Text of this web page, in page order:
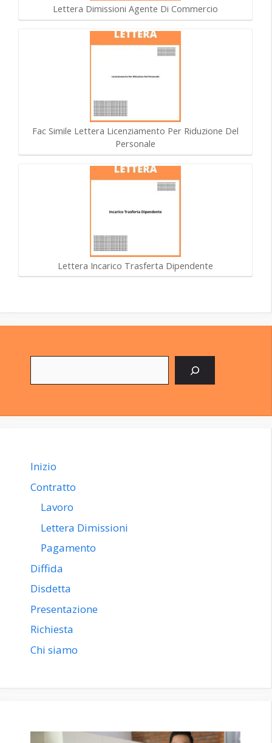
Lettera Dimissioni Agente Di Commercio
Fac Simile Lettera Licenziamento Per Riduzione Del
Personale
Lettera Incarico Trasferta Dipendente
Inizio
Contratto
Lavoro
Lettera Dimissioni
Pagamento
Diffida
Disdetta
Presentazione
Richiesta
Chi siamo